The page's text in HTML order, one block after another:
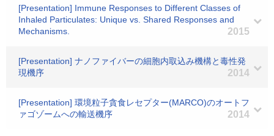
[Presentation] Immune Responses to Different Classes of
Inhaled Particulates: Unique vs. Shared Responses and
Mechanisms.
2015
[Presentation] ナノファイバーの細胞内取込み機構と毒性発
現機序
2014
[Presentation] 環境粒子貪食レセプター(MARCO)のオートフ
ァゴゾームへの輸送機序
2014